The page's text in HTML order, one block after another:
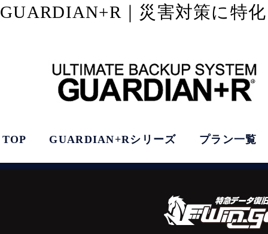
GUARDIAN+R｜災害対策に特
TOP GUARDIAN+Rシリーズ プラン一覧